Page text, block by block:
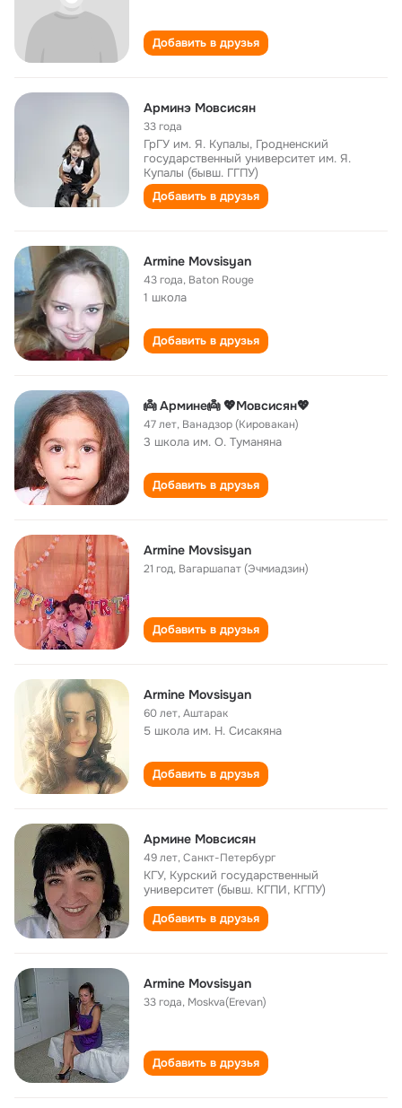
Добавить в друзья
Арминэ Мовсисян
33 года
ГрГУ им. Я. Купалы, Гродненский
государственный университет им. Я.
Купалы (бывш. ГГПУ)
Добавить в друзья
Armine Movsisyan
43 года, Baton Rouge
1 школа
Добавить в друзья
👼 Армине👼 💖Мовсисян💖
47 лет, Ванадзор (Кировакан)
3 школа им. О. Туманяна
Добавить в друзья
Armine Movsisyan
21 год, Вагаршапат (Эчмиадзин)
Добавить в друзья
Armine Movsisyan
60 лет,Аштарак
5 школа им. Н. Сисакяна
Добавить в друзья
Армине Мовсисян
49 лет,Санкт-Петербург
КГУ, Курский государственный
университет (бывш. КГПИ, КГПУ)
Добавить в друзья
Armine Movsisyan
33 года, Moskva(Erevan)
Добавить в друзья